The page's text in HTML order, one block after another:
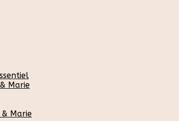
Marie
Marie